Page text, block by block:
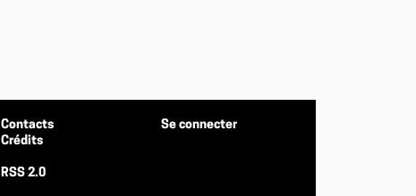
Contacts
Crédits
RSS 2.0
Se connecter